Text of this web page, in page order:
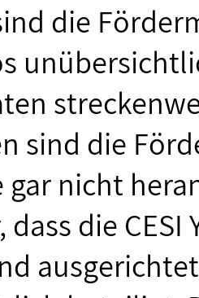
die
sind die
gar nicht
dass die